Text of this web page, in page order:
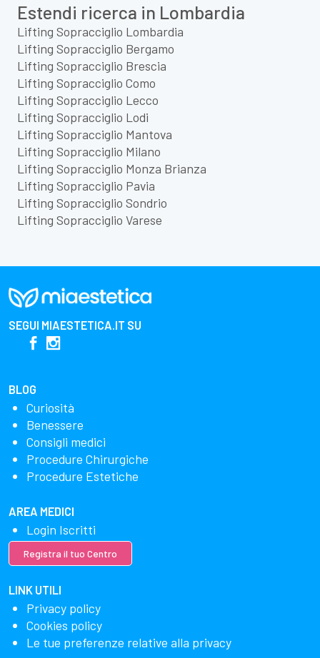
Estendi ricerca in Lombardia
Lifting Sopracciglio Lombardia
Lifting Sopracciglio Bergamo
Lifting Sopracciglio Brescia
Lifting Sopracciglio Como
Lifting Sopracciglio Lecco
Lifting Sopracciglio Lodi
Lifting Sopracciglio Mantova
Lifting Sopracciglio Milano
Lifting Sopracciglio Monza Brianza
Lifting Sopracciglio Pavia
Lifting Sopracciglio Sondrio
Lifting Sopracciglio Varese
SEGUI MIAESTETICA.IT SU
BLOG
Curiosità
Benessere
Consigli medici
Procedure Chirurgiche
Procedure Estetiche
AREA MEDICI
Login Iscritti
Registra il tuo Centro
LINK UTILI
Privacy policy
Cookies policy
Le tue preferenze relative alla privacy